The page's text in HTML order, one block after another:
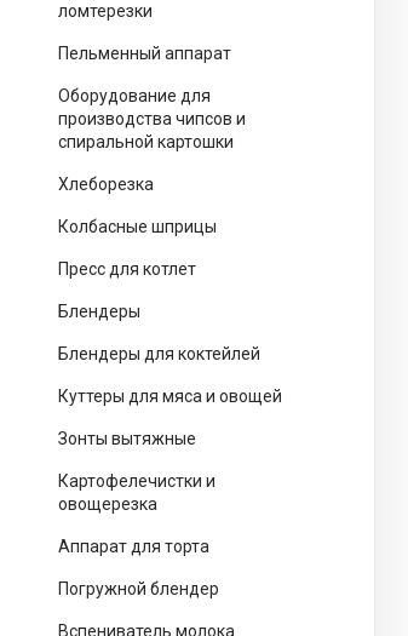
ломтерезки
Пельменный аппарат
Оборудование для
производства чипсов и
спиральной картошки
Хлеборезка
Колбасные шприцы
Пресс для котлет
Блендеры
Блендеры для коктейлей
Куттеры для мяса и овощей
Зонты вытяжные
Картофелечистки и
овощерезка
Аппарат для торта
Погружной блендер
Вспениватель молока.